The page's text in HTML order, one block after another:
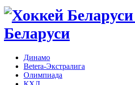
Беларуси
Динамо
Betera-Экстралига
Олимпиада